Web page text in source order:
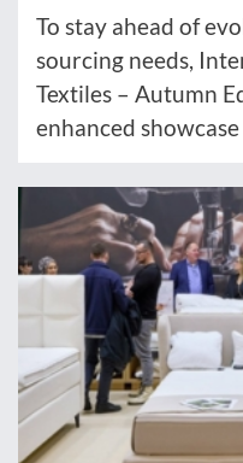
To stay ahead of
sourcing needs,
Textiles – Autumn
enhanced showcase